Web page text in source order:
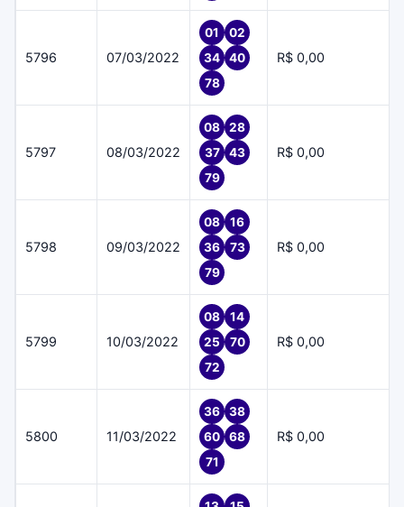
5796 07/03/2022
01
02
34
40
78
R$ 0,00
5797 08/03/2022
08
28
37
43
79
R$ 0,00
5798 09/03/2022
08
16
36
73
79
R$ 0,00
5799 10/03/2022
08
14
25
70
72
R$ 0,00
5800 11/03/2022
36
38
60
68
71
R$ 0,00